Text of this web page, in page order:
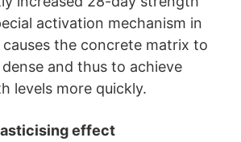
activation mechanism in
the concrete matrix to
and thus to achieve
levels more quickly.
effect